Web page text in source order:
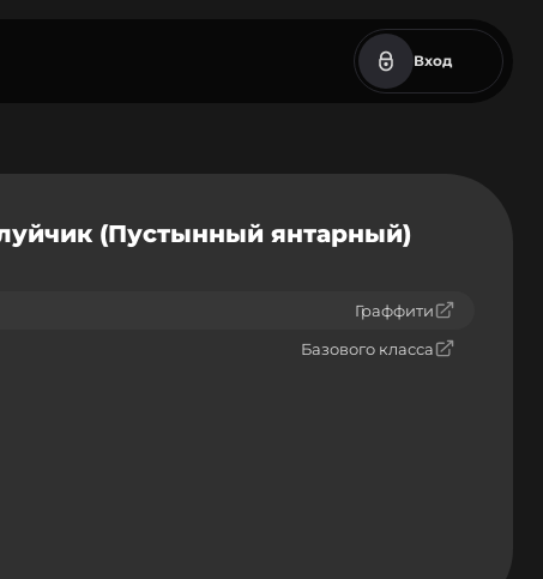
Вход
(Пустынный янтарный)
Граффити
Базового класса